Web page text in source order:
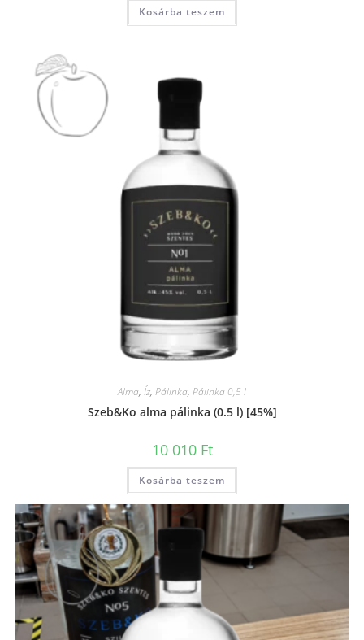
Kosárba teszem
Alma, Íz, Pálinka, Pálinka 0,5 l
Szeb&Ko alma pálinka (0.5 l) [45%]
10 010 Ft
Kosárba teszem